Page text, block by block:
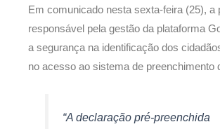
Em comunicado nesta sexta-feira (25), a
responsável pela gestão da plataforma
a segurança na identificação dos
no acesso ao sistema de preenchimento
“A declaração pré-preenchida